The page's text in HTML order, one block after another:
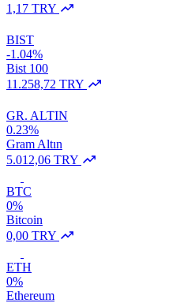
1,17 TRY
BIST
-1.04%
Bist 100
11.258,72 TRY
GR. ALTIN
0.23%
Gram Altın
5.012,06 TRY
BTC
0%
Bitcoin
0,00 TRY
ETH
0%
Ethereum